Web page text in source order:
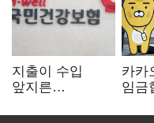
지출이 수입
앞지른
3조8989억 적자
카카
임금
인상